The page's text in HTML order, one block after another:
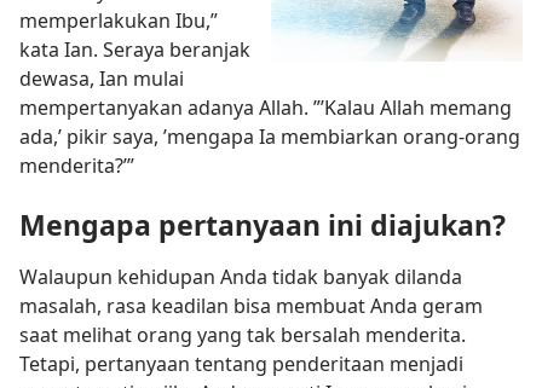
memperlakukan Ibu,”
kata Ian. Seraya beranjak
dewasa, Ian mulai
mempertanyakan adanya Allah. ”’Kalau Allah memang
ada,’ pikir saya, ’mengapa Ia membiarkan orang-orang
menderita?’”
Mengapa pertanyaan ini diajukan?
Walaupun kehidupan Anda tidak banyak dilanda
masalah, rasa keadilan bisa membuat Anda geram
saat melihat orang yang tak bersalah menderita.
Tetapi, pertanyaan tentang penderitaan menjadi